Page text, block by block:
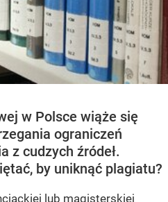
w Polsce wiąże się
ograniczeń
z cudzych źródeł.
by uniknąć plagiatu?
lub magisterskiej